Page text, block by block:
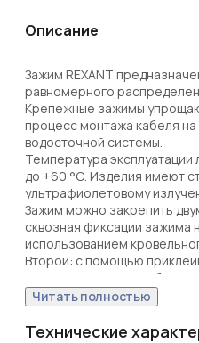
Описание
Зажим REXANT
равномерного
Крепежные зажимы
процесс монтажа кабеля
водосточной системы.
Температура
до +60 °С. Изделия имеют
ультрафиолетовому
Зажим можно закрепить
сквозная фиксации зажима
использованием
Второй: с помощью
клеем. Данный способ
фиксация, но он позволяет
протечки воды через
Читать полностью
Технические